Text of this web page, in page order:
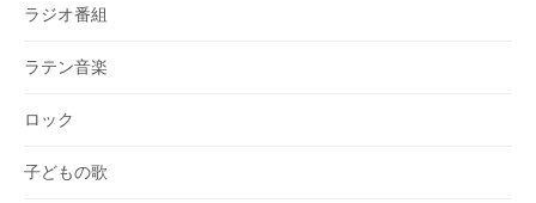
ラジオ番組
ラテン音楽
ロック
子どもの歌